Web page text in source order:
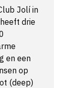
Jolí in
drie
en een
op
(deep)